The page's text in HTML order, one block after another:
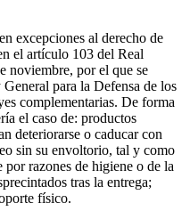
excepciones al derecho de
el artículo 103 del Real
noviembre, por el que se
para la Defensa de los
complementarias. De forma
el caso de: productos
deteriorarse o caducar con
sin su envoltorio, tal y como
razones de higiene o de la
tras la entrega;
físico.